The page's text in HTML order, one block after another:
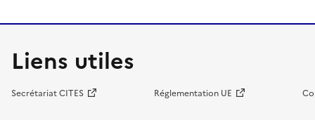
Liens utiles
Secrétariat CITES Réglementation UE